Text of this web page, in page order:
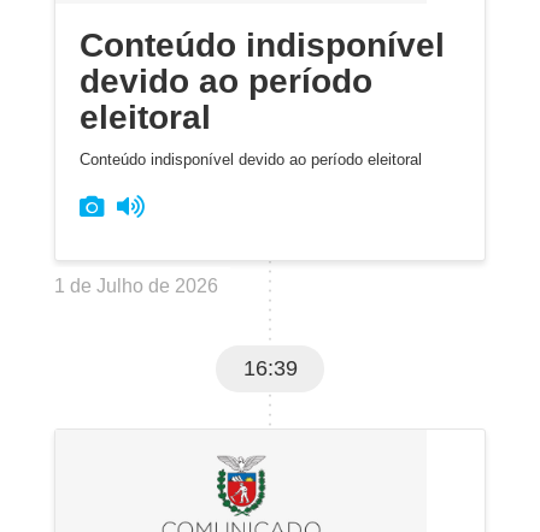
Conteúdo indisponível
devido ao período
eleitoral
Conteúdo indisponível devido ao período eleitoral
1 de Julho de 2026
16:39